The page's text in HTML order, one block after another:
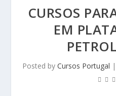
CURSOS
EM
Posted by Cursos Portugal |